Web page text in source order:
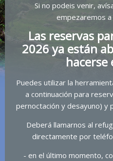
Si no podeis venir,
empezaremos
Las reservas
2026 ya están
hacerse
Puedes utilizar la
a continuación para
pernoctación y desayuno) y
Deberá llamarnos al
directamente por
- en el último momento,